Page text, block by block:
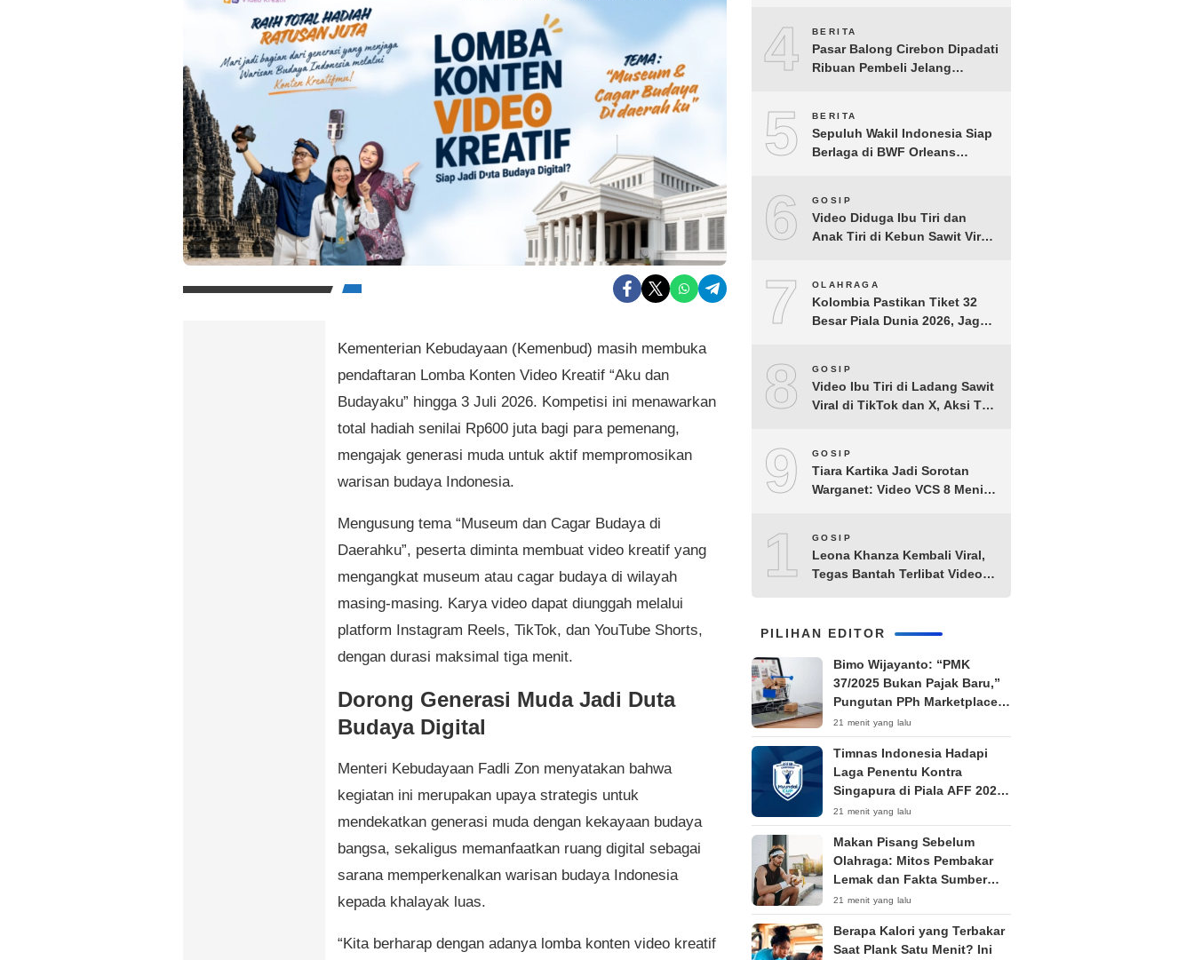
Kementerian Kebudayaan (Kemenbud) masih membuka
pendaftaran Lomba Konten Video Kreatif “Aku dan
Budayaku” hingga 3 Juli 2026. Kompetisi ini menawarkan
total hadiah senilai Rp600 juta bagi para pemenang,
mengajak generasi muda untuk aktif mempromosikan
warisan budaya Indonesia.
Mengusung tema “Museum dan Cagar Budaya di
Daerahku”, peserta diminta membuat video kreatif yang
mengangkat museum atau cagar budaya di wilayah
masing-masing. Karya video dapat diunggah melalui
platform Instagram Reels, TikTok, dan YouTube Shorts,
dengan durasi maksimal tiga menit.
Dorong Generasi Muda Jadi Duta
Budaya Digital
Menteri Kebudayaan Fadli Zon menyatakan bahwa
kegiatan ini merupakan upaya strategis untuk
mendekatkan generasi muda dengan kekayaan budaya
bangsa, sekaligus memanfaatkan ruang digital sebagai
sarana memperkenalkan warisan budaya Indonesia
kepada khalayak luas.
“Kita berharap dengan adanya lomba konten video kreatif
4 BERITA
Pasar Balong Cirebon Dipadati
Ribuan Pembeli Jelang
5 BERITA
Sepuluh Wakil Indonesia Siap
Berlaga di BWF Orleans
6 GOSIP
Video Diduga Ibu Tiri dan
Anak Tiri di Kebun Sawit Viral,
7 OLAHRAGA
Kolombia Pastikan Tiket 32
Besar Piala Dunia 2026, Jaga
8 GOSIP
Video Ibu Tiri di Ladang Sawit
Viral di TikTok dan X, Aksi Tak
9 GOSIP
Tiara Kartika Jadi Sorotan
Warganet: Video VCS 8 Menit
10
GOSIP
Leona Khanza Kembali Viral,
Tegas Bantah Terlibat Video
PILIHAN EDITOR
Bimo Wijayanto: “PMK
37/2025 Bukan Pajak Baru,”
Pungutan PPh Marketplace
Ditunda hingga November
2026
21 menit yang lalu
Timnas Indonesia Hadapi
Laga Penentu Kontra
Singapura di Piala AFF 2026:
Live RCTI Pukul 18.45 WIB
21 menit yang lalu
Makan Pisang Sebelum
Olahraga: Mitos Pembakar
Lemak dan Fakta Sumber
Energi Optimal
21 menit yang lalu
Berapa Kalori yang Terbakar
Saat Plank Satu Menit? Ini